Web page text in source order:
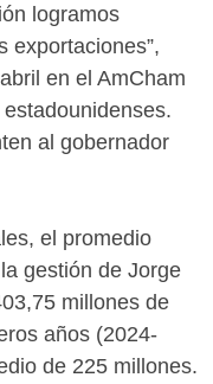
logramos
exportaciones”,
en el AmCham
al gobernador
el promedio
gestión de Jorge
millones de
años (2024-
de 225 millones.